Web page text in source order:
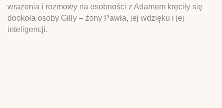
wrażenia i rozmowy na osobności z Adamem kręciły się
dookoła osoby Gilly – żony Pawła, jej wdzięku i jej
inteligencji.